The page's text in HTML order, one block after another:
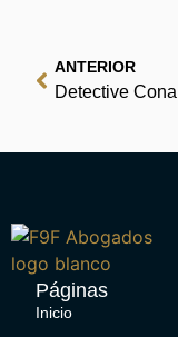
ANTERIOR
Páginas
Inicio